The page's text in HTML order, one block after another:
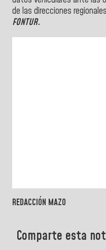
de las direcciones
FONTUR.
REDACCIÓN MAZO
Comparte esta